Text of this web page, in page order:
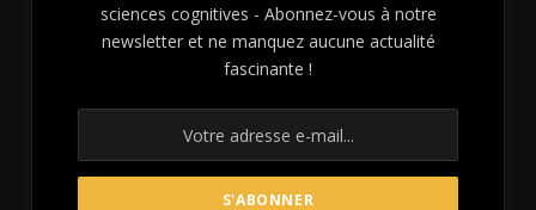
sciences cognitives - Abonnez-vous à notre
newsletter et ne manquez aucune actualité
fascinante !